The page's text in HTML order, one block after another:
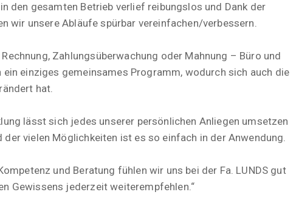
den gesamten Betrieb verlief reibungslos und Dank der
wir unsere Abläufe spürbar vereinfachen/verbessern.
Zahlungsüberwachung oder Mahnung – Büro und
einziges gemeinsames Programm, wodurch sich auch die
hat.
lässt sich jedes unserer persönlichen Anliegen umsetzen
vielen Möglichkeiten ist es so einfach in der Anwendung.
und Beratung fühlen wir uns bei der Fa. LUNDS gut
Gewissens jederzeit weiterempfehlen.“